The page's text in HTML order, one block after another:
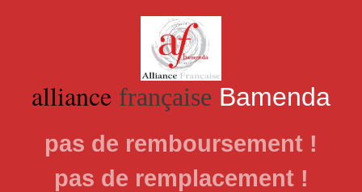
alliance française Bamenda
pas de remboursement !
pas de remplacement !